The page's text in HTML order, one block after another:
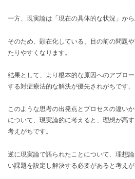
一方、現実論は「現在の具体的な状況」から
そのため、顕在化している、目の前の問題
たりやすくなります。
結果として、より根本的な原因へのアプロ
する対症療法的な解決が優先されがちです。
このような思考の出発点とプロセスの違い
について、現実論的に考えると、理想が高
考えがちです。
逆に現実論で語られたことについて、理想
い課題を設定し解決する必要があると考えが